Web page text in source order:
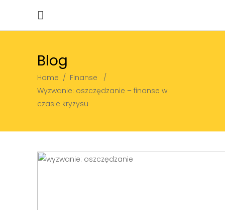
Blog
Home / Finanse
/
Wyzwanie: oszczędzanie – finanse w
czasie kryzysu